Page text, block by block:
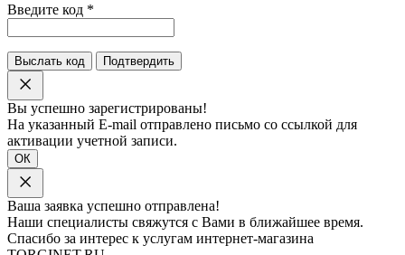
Введите код *
Выслать код Подтвердить
Вы успешно зарегистрированы!
На указанный E-mail отправлено письмо со ссылкой для
активации учетной записи.
ОК
Ваша заявка успешно отправлена!
Наши специалисты свяжутся с Вами в ближайшее время.
Спасибо за интерес к услугам интернет-магазина